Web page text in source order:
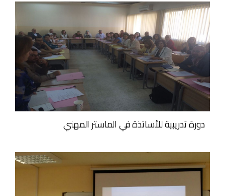
دورة تدريبية للأساتذة في الماستر المهني